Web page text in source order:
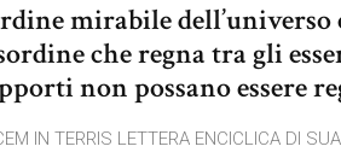
mirabile
che regna tra gli
non possano essere
IN TERRIS LETTERA ENCICLICA DI